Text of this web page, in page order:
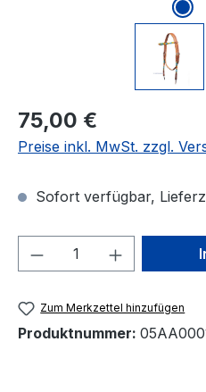
Regulärer Preis:
75,00 €
Preise inkl. MwSt. zzgl.
Sofort verfügbar,
Produkt Anzahl:
Zum Merkzettel hinzufügen
Produktnummer: